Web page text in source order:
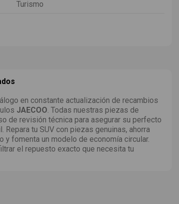
Turismo
en constante actualización de recambios
JAECOO. Todas nuestras piezas de
de revisión técnica para asegurar su perfecto
tu SUV con piezas genuinas, ahorra
fomenta un modelo de economía circular.
el repuesto exacto que necesita tu